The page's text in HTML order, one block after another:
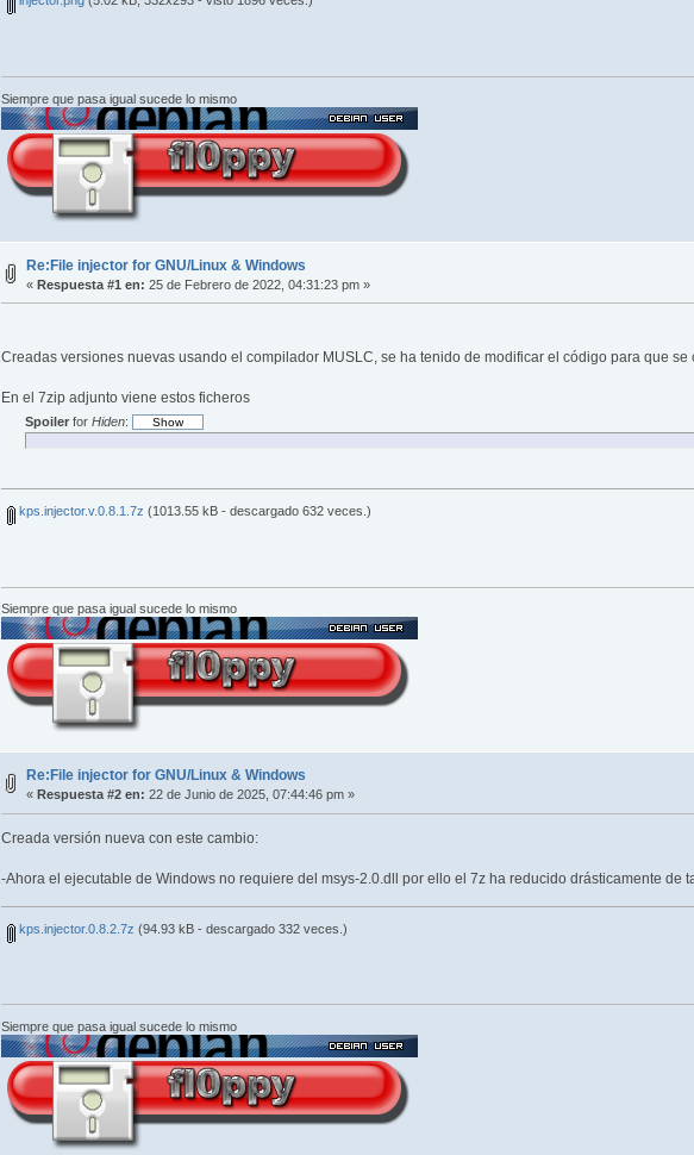
Siempre que pasa igual sucede lo mismo
Re:File injector for GNU/Linux & Windows
«Respuesta #1 en: 25 de Febrero de 2022, 04:31:23 pm »
Creadas versiones nuevas usando el compilador MUSLC, se ha tenido de modificar el código para que se
En el 7zip adjunto viene estos ficheros
Spoilerfor Hiden:
kps.injector.v.0.8.1.7z (1013.55 kB - descargado 632 veces.)
Siempre que pasa igual sucede lo mismo
Re:File injector for GNU/Linux & Windows
« Respuesta #2 en: 22 de Junio de 2025, 07:44:46 pm »
Creada versión nueva con este cambio:
-Ahora el ejecutable de Windows no requiere del msys-2.0.dll por ello el 7z ha reducido drásticamente de
kps.injector.0.8.2.7z (94.93 kB - descargado 332 veces.)
Siempre que pasa igual sucede lo mismo